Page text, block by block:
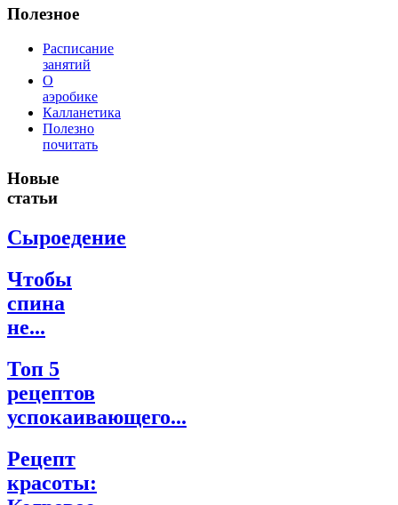
Полезное
Расписание
занятий
О
аэробике
Калланетика
Полезно
почитать
Новые
статьи
Сыроедение
Чтобы
спина
не...
Топ 5
рецептов
успокаивающего...
Рецепт
красоты: